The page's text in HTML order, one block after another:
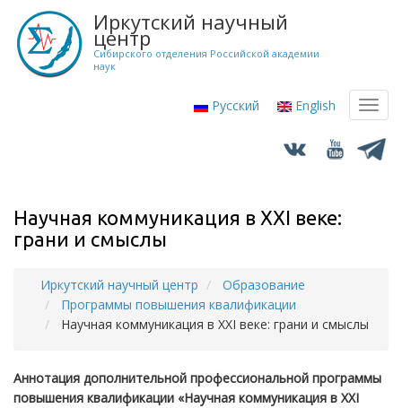
Перейти
основному
содержанию
Иркутский научный
центр
Сибирского отделения Российской академии
наук
Русский English
Научная коммуникация в XXI веке:
грани и смыслы
Строка
навигации
Иркутский научный центр
Образование
Программы повышения квалификации
Научная коммуникация в XXI веке: грани и смыслы
Аннотация дополнительной профессиональной программы
повышения квалификации «Научная коммуникация в XXI